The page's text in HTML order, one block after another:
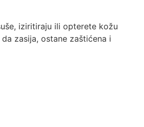
iziritiraju ili opterete kožu
zasija, ostane zaštićena i